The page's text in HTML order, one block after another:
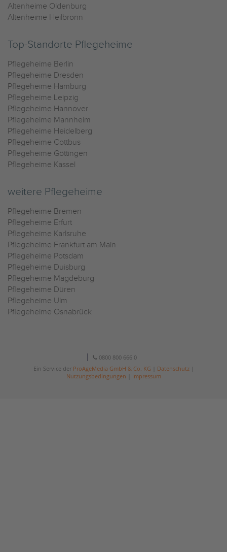
Altenheime Oldenburg
Altenheime Heilbronn
Top-Standorte Pflegeheime
Pflegeheime Berlin
Pflegeheime Dresden
Pflegeheime Hamburg
Pflegeheime Leipzig
Pflegeheime Hannover
Pflegeheime Mannheim
Pflegeheime Heidelberg
Pflegeheime Cottbus
Pflegeheime Göttingen
Pflegeheime Kassel
weitere Pflegeheime
Pflegeheime Bremen
Pflegeheime Erfurt
Pflegeheime Karlsruhe
Pflegeheime Frankfurt am Main
Pflegeheime Potsdam
Pflegeheime Duisburg
Pflegeheime Magdeburg
Pflegeheime Düren
Pflegeheime Ulm
Pflegeheime Osnabrück
0800 800 666 0
Ein Service der ProAgeMedia GmbH & Co. KG Datenschutz|
Nutzungsbedingungen
Impressum